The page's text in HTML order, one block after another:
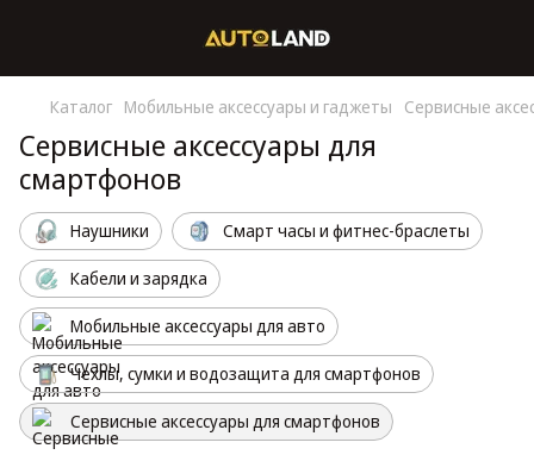
Каталог Мобильные аксессуары и гаджеты Сервисные
Сервисные аксессуары для
смартфонов
Наушники Смарт часы и фитнес-браслеты
Кабели и зарядка
Мобильные аксессуары для авто
Чехлы, сумки и водозащита для смартфонов
Сервисные аксессуары для смартфонов